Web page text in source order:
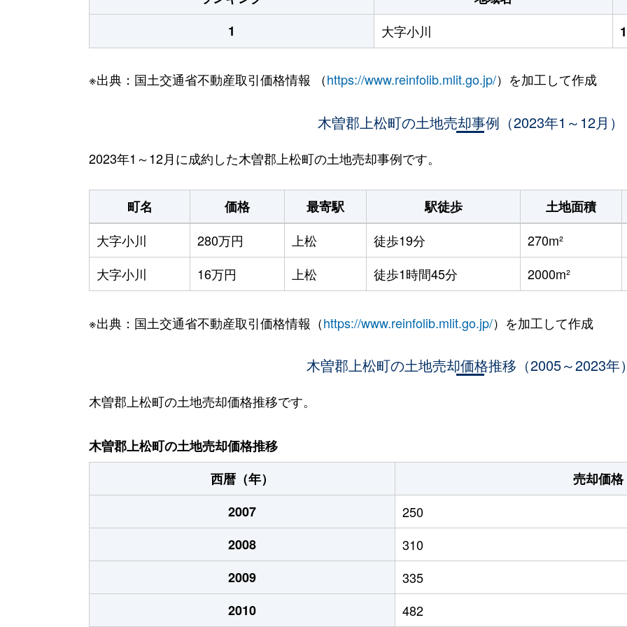
1
大字小川
※出典：国土交通省不動産取引価格情報 （https://www.reinfolib.mlit.go.jp/）を加工して作成
木曽郡上松町の土地売却事例（2023年1～12月）
2023年1～12月に成約した木曽郡上松町の土地売却事例です。
町名 価格 最寄駅 駅徒歩 土地面積
大字小川
280万円 上松 徒歩19分 270m²
大字小川
16万円 上松 徒歩1時間45分 2000m²
※出典：国土交通省不動産取引価格情報（https://www.reinfolib.mlit.go.jp/）を加工して作成
木曽郡上松町の土地売却価格推移（2005～2023年）
木曽郡上松町の土地売却価格推移です。
木曽郡上松町の土地売却価格推移
西暦（年）
売却価格
2007
250
2008
310
2009
335
2010
482